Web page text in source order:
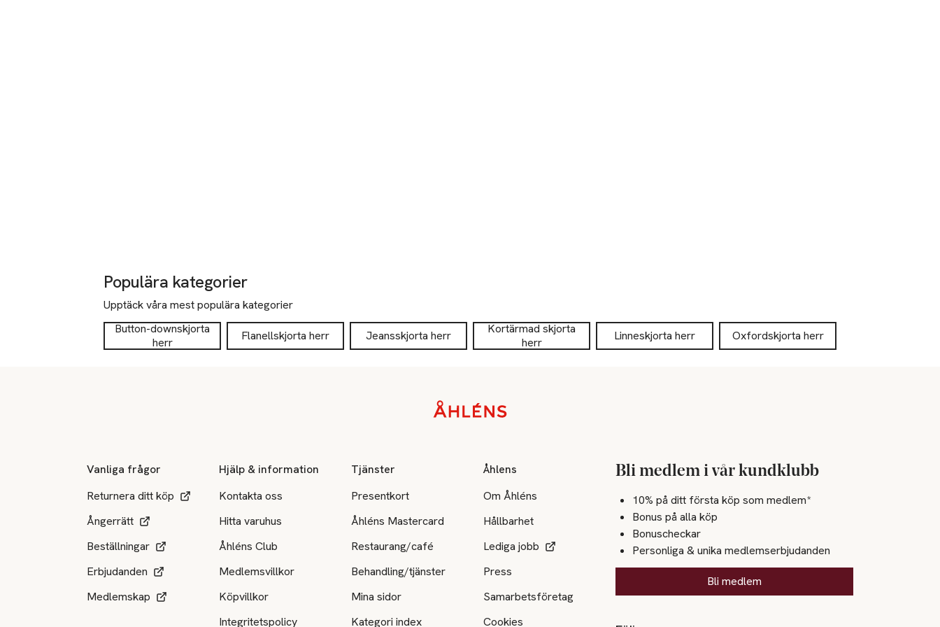
Populära kategorier
Upptäck våra mest populära kategorier
Button-downskjorta
herr
Flanellskjorta herr Jeansskjorta herr
Kortärmad skjorta
herr
Linneskjorta herr Oxfordskjorta herr
Vanliga frågor
Returnera ditt köp
Ångerrätt
Beställningar
Erbjudanden
Medlemskap
Hjälp & information
Kontakta oss
Hitta varuhus
Åhléns Club
Medlemsvillkor
Köpvillkor
Integritetspolicy
Tjänster
Presentkort
Åhléns Mastercard
Restaurang/café
Behandling/tjänster
Mina sidor
Kategori index
Åhlens
Om Åhléns
Hållbarhet
Lediga jobb
Press
Samarbetsföretag
Cookies
Bli medlem i vår kundklubb
10% på ditt första köp som medlem*
Bonus på alla köp
Bonuscheckar
Personliga & unika medlemserbjudanden
Bli medlem